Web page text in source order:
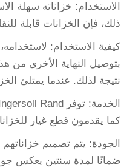
الاستخدام: خزاناته سهلة
ذلك، فإن الخزانات قابلة
كيفية الاستخدام:
بتوصيل النهاية الأخرى من
نتيجة لذلك. عندما يمتلئ
كما يقدمون قطع غيار
الجودة: يتم تصميم
ضمانًا لمدة سنتين يعكس